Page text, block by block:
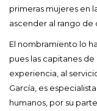
primeras mujeres en
ascender al rango de
El nombramiento lo
pues las capitanes
experiencia, al
García, es
humanos, por su